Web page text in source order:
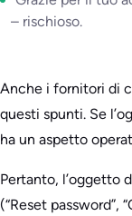
– rischioso.
Anche i fornitori di
questi spunti. Se
ha un aspetto
Pertanto, l’oggetto
(“Reset password”,